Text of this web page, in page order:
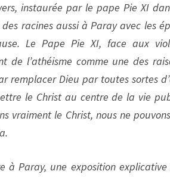
ANS!
instaurée par le pape Pie XI
racines aussi à Paray avec les
Le Pape Pie XI, face aux
de l’athéisme comme une des
remplacer Dieu par toutes sortes
le Christ au centre de la vie
vraiment le Christ, nous ne
à Paray, une exposition